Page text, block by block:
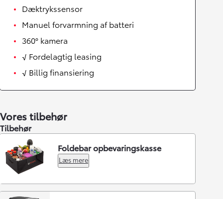
Dæktrykssensor
Manuel forvarmning af batteri
360° kamera
√ Fordelagtig leasing
√ Billig finansiering
Vores tilbehør
Tilbehør
Foldebar opbevaringskasse
Læs mere